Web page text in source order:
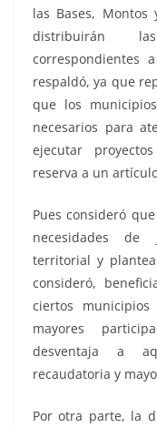
las Bases, Montos
distribuirán
correspondientes
respaldó, ya que
que los
necesarios para
ejecutar
reserva a un
Pues consideró
necesidades
territorial y
consideró,
ciertos
mayores
desventaja a
recaudatoria y
Por otra parte, la